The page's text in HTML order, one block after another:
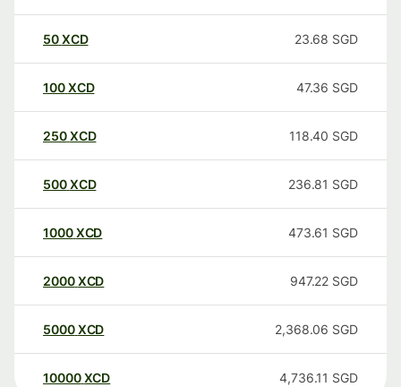
50XCD 23.68 SGD
100XCD 47.36 SGD
250XCD 118.40 SGD
500XCD 236.81 SGD
1000XCD 473.61 SGD
2000XCD 947.22 SGD
5000XCD 2,368.06 SGD
10000 XCD 4,736.11 SGD